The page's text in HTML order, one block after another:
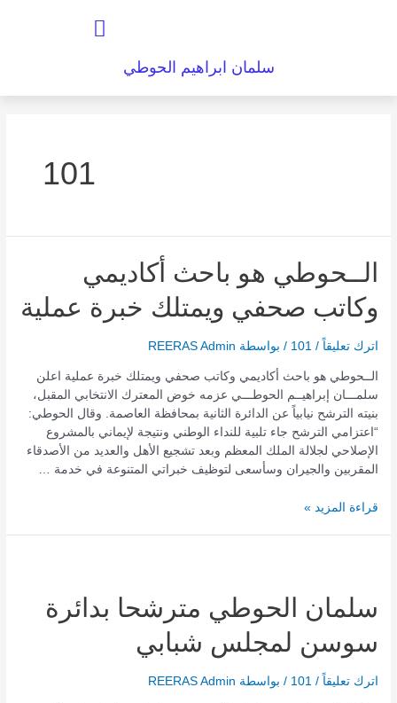
سلمان ابراهيم الحوطي
القائمة
101
الــحوطي هو باحث أكاديمي
وكاتب صحفي ويمتلك خبرة عملية
اترك تعليقاً /
101 / بواسطة REERAS Admin
الــحوطي هو باحث أكاديمي وكاتب صحفي ويمتلك خبرة عملية اعلن
سلمـــان إبراهيــم الحوطـــي عزمه خوض المعترك الانتخابي المقبل،
بنيته الترشح نيابياً عن الدائرة الثانية بمحافظة العاصمة. وقال الحوطي:
“اعتزامي الترشح جاء تلبية للنداء الوطني ونتيجة لإيماني بالمشروع
الإصلاحي لجلالة الملك المعظم وبعد تشجيع الأهل والعديد من الأصدقاء
المقربين والجيران وسأسعى لتوظيف خبراتي المتنوعة في خدمة …
الــحوطي
هو
باحث
أكاديمي
وكاتب
صحفي
ويمتلك
خبرة
عملية
قراءة المزيد »
سلمان الحوطي مترشحا بدائرة
سوسن لمجلس شبابي
اترك تعليقاً /
101 / بواسطة REERAS Admin
مترشحا
بدائرة
لمجلس
شبابي